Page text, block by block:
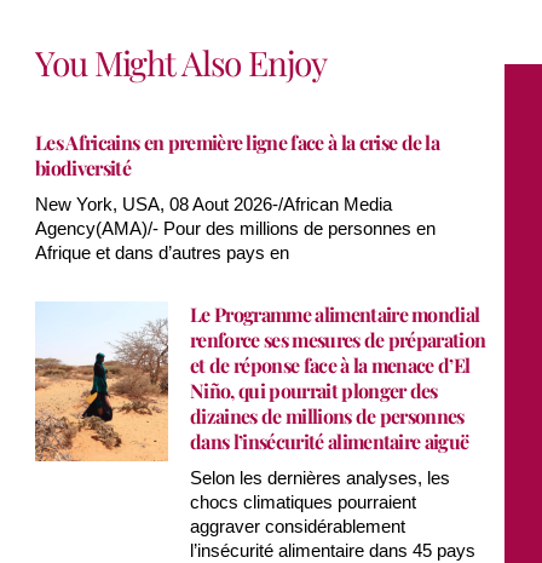
You Might Also Enjoy
Les Africains en première ligne face à la crise de la
biodiversité
New York, USA, 08 Aout 2026-/African Media
Agency(AMA)/- Pour des millions de personnes en
Afrique et dans d’autres pays en
Le Programme alimentaire mondial
renforce ses mesures de préparation
et de réponse face à la menace d’El
Niño, qui pourrait plonger des
dizaines de millions de personnes
dans l’insécurité alimentaire aiguë
Selon les dernières analyses, les
chocs climatiques pourraient
aggraver considérablement
l’insécurité alimentaire dans 45 pays